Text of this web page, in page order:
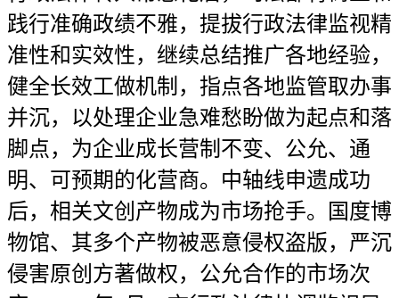
践行准确政绩不雅，提拔行政法律监视精
准性和实效性，继续总结推广各地经验，
健全长效工做机制，指点各地监管取办事
并沉，以处理企业急难愁盼做为起点和落
脚点，为企业成长营制不变、公允、通
明、可预期的化营商。中轴线申遗成功
后，相关文创产物成为市场抢手。国度博
物馆、其多个产物被恶意侵权盗版，严沉
侵害原创方著做权，公允合作的市场次